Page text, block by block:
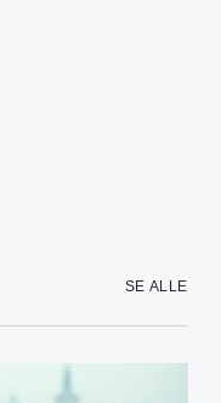
SE ALLE